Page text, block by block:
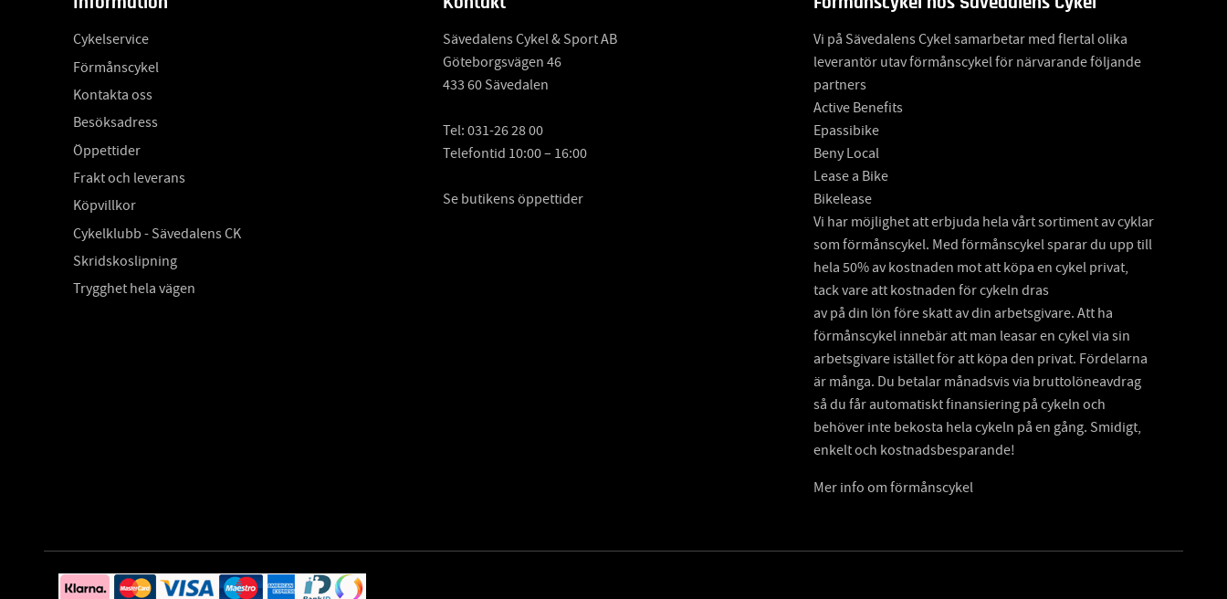
Cykelservice
Förmånscykel
Kontakta oss
Besöksadress
Öppettider
Frakt och leverans
Köpvillkor
Cykelklubb - Sävedalens CK
Skridskoslipning
Trygghet hela vägen
Sävedalens Cykel & Sport AB
Göteborgsvägen 46
433 60 Sävedalen
Tel:031-26 28 00
Telefontid 10:00 – 16:00
Se butikens öppettider
Vi på Sävedalens Cykel samarbetar med flertal olika
leverantör utav förmånscykel för närvarande följande
partners
Active Benefits
Epassibike
Beny Local
Lease a Bike
Bikelease
Vi har möjlighet att erbjuda hela vårt sortiment av cyklar
som förmånscykel. Med förmånscykel sparar du upp till
hela 50% av kostnaden mot att köpa en cykel privat,
tack vare att kostnaden för cykeln dras
av på din lön före skatt av din arbetsgivare. Att ha
förmånscykel innebär att man leasar en cykel via sin
arbetsgivare istället för att köpa den privat. Fördelarna
är många. Du betalar månadsvis via bruttolöneavdrag
så du får automatiskt finansiering på cykeln och
behöver inte bekosta hela cykeln på en gång. Smidigt,
enkelt och kostnadsbesparande!
Mer info om förmånscykel